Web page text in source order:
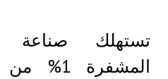
تستهلك صناعة
المشفرة